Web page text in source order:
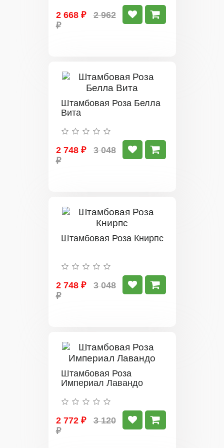
2 668 ₽
2 962
₽
Штамбовая Роза Белла
Вита
2 748 ₽
3 048
₽
Штамбовая Роза Книрпс
2 748 ₽
3 048
₽
Штамбовая Роза
Империал Лавандо
2 772 ₽
3 120
₽